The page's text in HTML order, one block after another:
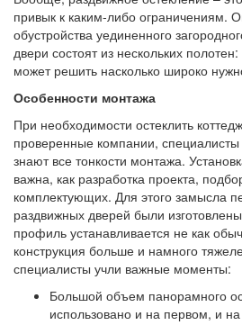
привык к каким-либо ограничениям.
обустройства уединенного
двери состоят из нескольких
может решить насколько широко
Особенности монтажа
При необходимости остеклить
проверенные компании, специалисты
знают все тонкости монтажа.
важна, как разработка проекта,
комплектующих. Для этого замысла
раздвижных дверей были
профиль устанавливается не как
конструкция больше и намного
специалисты учли важные моменты:
Большой объем панорамного
использовано и на первом, и